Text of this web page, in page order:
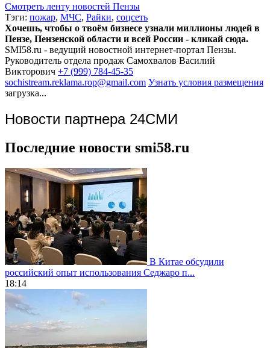
Смотреть ленту новостей Пензы
Тэги: пожар, МЧС, Райки, соцсеть
Хочешь, чтобы о твоём бизнесе узнали миллионы людей в
Пензе, Пензенской области и всей России - кликай сюда.
SMI58.ru - ведущий новостной интернет-портал Пензы.
Руководитель отдела продаж Самохвалов Василий
Викторович +7 (999) 784-45-35
sochistream.reklama.rop@gmail.com Узнать условия размещения
загрузка...
Новости партнера 24СМИ
Последние новости smi58.ru
В Китае обсудили
российский опыт использования Седжаро п...
18:14